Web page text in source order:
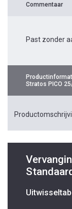
Commentaar
Past zonder
Stratos PICO